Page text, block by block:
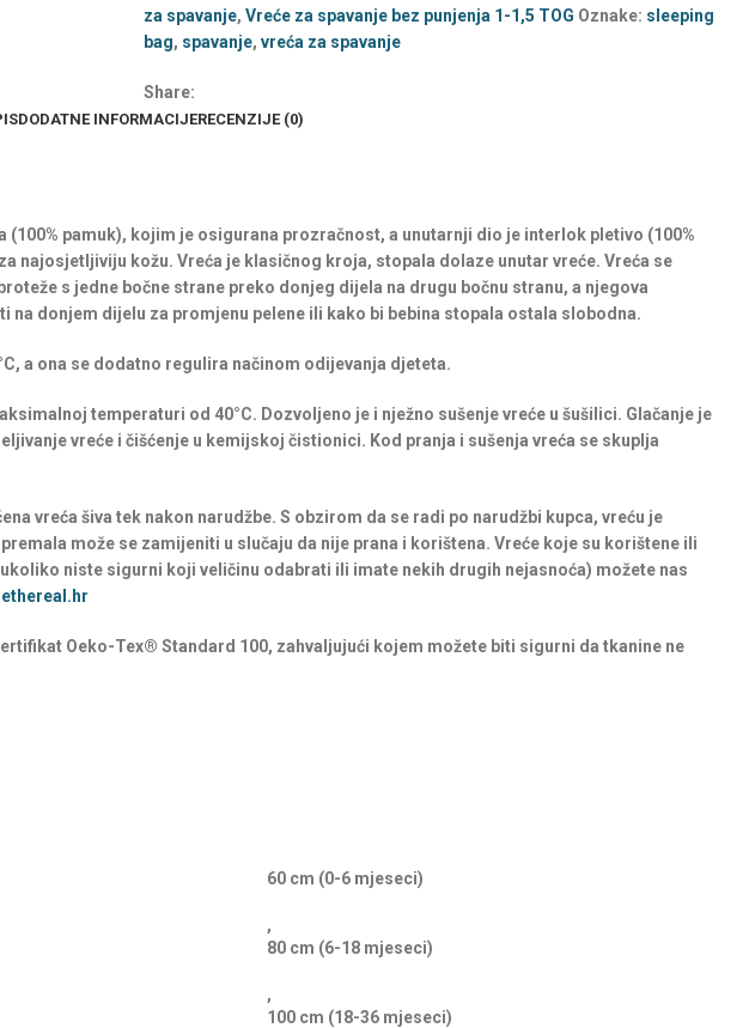
za spavanje, Vreće za spavanje bez punjenja 1-1,5 TOG Oznake: sleeping
bag, spavanje, vreća za spavanje
Share:
DODATNE INFORMACIJERECENZIJE (0)
pamuk), kojim je osigurana prozračnost, a unutarnji dio je interlok pletivo (100%
najosjetljiviju kožu. Vreća je klasičnog kroja, stopala dolaze unutar vreće. Vreća se
s jedne bočne strane preko donjeg dijela na drugu bočnu stranu, a njegova
na donjem dijelu za promjenu pelene ili kako bi bebina stopala ostala slobodna.
a ona se dodatno regulira načinom odijevanja djeteta.
temperaturi od 40°C. Dozvoljeno je i nježno sušenje vreće u šušilici. Glačanje je
vreće i čišćenje u kemijskoj čistionici. Kod pranja i sušenja vreća se skuplja
vreća šiva tek nakon narudžbe. S obzirom da se radi po narudžbi kupca, vreću je
može se zamijeniti u slučaju da nije prana i korištena. Vreće koje su korištene ili
niste sigurni koji veličinu odabrati ili imate nekih drugih nejasnoća) možete nas
Oeko-Tex® Standard 100, zahvaljujući kojem možete biti sigurni da tkanine ne
60 cm (0-6 mjeseci)
,
80 cm (6-18 mjeseci)
,
100 cm (18-36 mjeseci)